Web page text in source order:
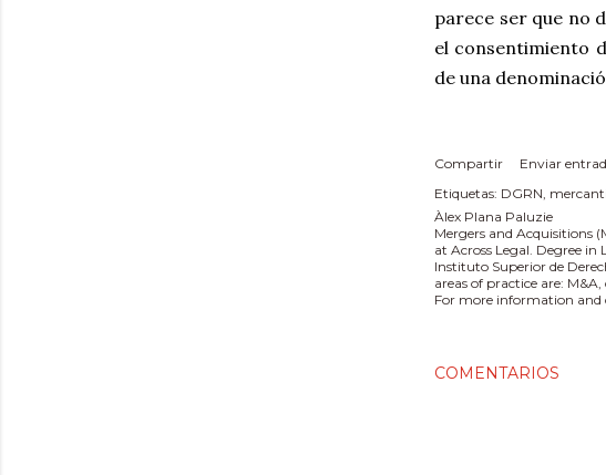
parece ser que no
el consentimiento
de una
Compartir
Enviar
Etiquetas: DGRN
Àlex Plana Paluzie
Mergers and Acquisitions
at Across Legal. Degree
Instituto Superior de
areas of practice are:
For more information and
COMENTARIOS